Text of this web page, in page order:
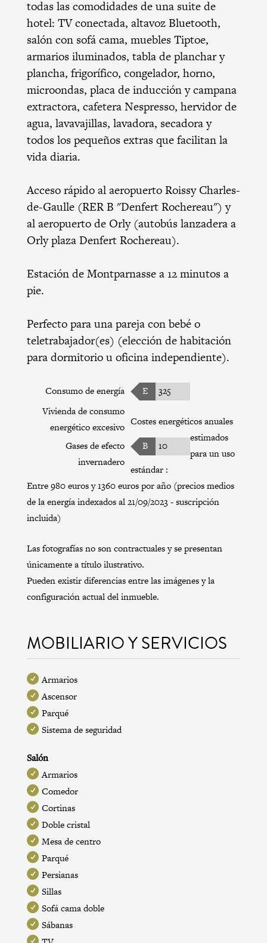
todas las comodidades de una suite de
hotel: TV conectada, altavoz Bluetooth,
salón con sofá cama, muebles Tiptoe,
armarios iluminados, tabla de planchar y
plancha, frigorífico, congelador, horno,
microondas, placa de inducción y campana
extractora, cafetera Nespresso, hervidor de
agua, lavavajillas, lavadora, secadora y
todos los pequeños extras que facilitan la
vida diaria.
Acceso rápido al aeropuerto Roissy Charles-
de-Gaulle (RER B "Denfert Rochereau") y
al aeropuerto de Orly (autobús lanzadera a
Orly plaza Denfert Rochereau).
Estación de Montparnasse a 12 minutos a
pie.
Perfecto para una pareja con bebé o
teletrabajador(es) (elección de habitación
para dormitorio u oficina independiente).
Consumo de energía E
325
Vivienda de consumo
energético excesivo
Gases de efecto
invernadero
B 10
Costes energéticos anuales
estimados
para un uso
estándar :
Entre 980 euros y 1360 euros por año (precios medios
de la energía indexados al 21/09/2023 - suscripción
incluida)
Las fotografías no son contractuales y se presentan
únicamente a título ilustrativo.
Pueden existir diferencias entre las imágenes y la
configuración actual del inmueble.
MOBILIARIO Y SERVICIOS
Armarios
Ascensor
Parqué
Sistema de seguridad
Salón
Armarios
Comedor
Cortinas
Doble cristal
Mesa de centro
Parqué
Persianas
Sillas
Sofá cama doble
Sábanas